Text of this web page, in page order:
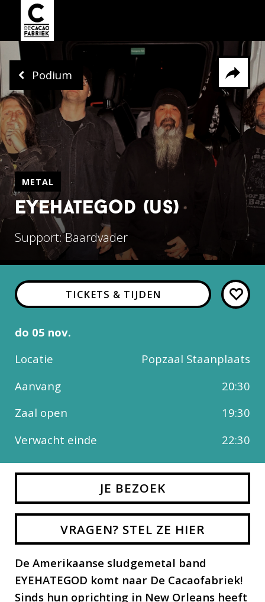
METAL
eyehategod (us)
Support: Baardvader
Delen via
Facebook Whatsapp X
Podium
De Amerikaanse sludgemetal band
EYEHATEGOD komt naar De Cacaofabriek!
Sinds hun oprichting in New Orleans heeft
TICKETS & TIJDEN
do 05 nov.
Locatie
Popzaal Staanplaats
Aanvang
20:30
Zaal open
19:30
Verwacht einde
22:30
JE BEZOEK
VRAGEN? STEL ZE HIER